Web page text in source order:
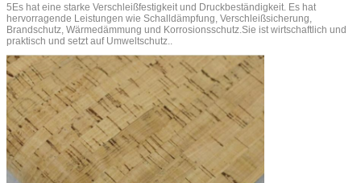
5Es hat eine starke Verschleißfestigkeit und Druckbeständigkeit. Es hat
hervorragende Leistungen wie Schalldämpfung, Verschleißsicherung,
Brandschutz, Wärmedämmung und Korrosionsschutz.Sie ist wirtschaftlich und
praktisch und setzt auf Umweltschutz..